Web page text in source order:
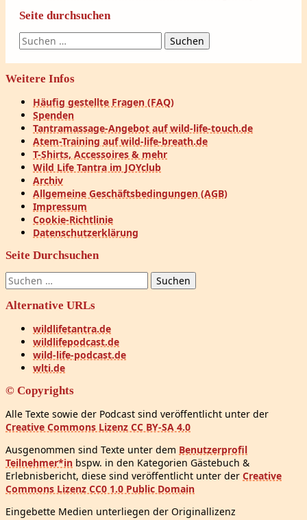
Seite durchsuchen
Suchen
nach:
Weitere Infos
Häufig gestellte Fragen (FAQ)
Spenden
Tantramassage-Angebot auf wild-life-touch.de
Atem-Training auf wild-life-breath.de
T-Shirts, Accessoires & mehr
Wild Life Tantra im JOYclub
Archiv
Allgemeine Geschäftsbedingungen (AGB)
Impressum
Cookie-Richtlinie
Datenschutzerklärung
Seite Durchsuchen
Suchen
nach:
Alternative URLs
wildlifetantra.de
wildlifepodcast.de
wild-life-podcast.de
wlti.de
© Copyrights
Alle Texte sowie der Podcast sind veröffentlicht unter der
Creative Commons Lizenz CC BY-SA 4.0
Ausgenommen sind Texte unter dem Benutzerprofil
Teilnehmer*in bspw. in den Kategorien Gästebuch &
Erlebnisbericht, diese sind veröffentlicht unter der Creative
Commons Lizenz CC0 1.0 Public Domain
Eingebette Medien unterliegen der Originallizenz